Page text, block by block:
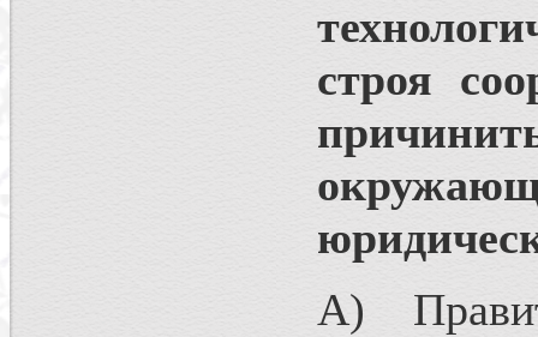
строя
А)